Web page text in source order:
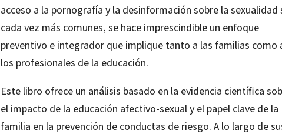
acceso a la pornografía y la desinformación sobre la sexualidad
cada vez más comunes, se hace imprescindible un enfoque
preventivo e integrador que implique tanto a las familias como
los profesionales de la educación.
Este libro ofrece un análisis basado en la evidencia científica
el impacto de la educación afectivo-sexual y el papel clave de la
familia en la prevención de conductas de riesgo. A lo largo de